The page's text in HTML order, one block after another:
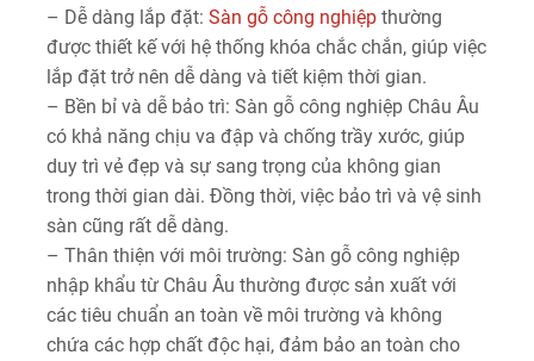
– Dễ dàng lắp đặt: Sàn gỗ công nghiệp thường
được thiết kế với hệ thống khóa chắc chắn, giúp việc
lắp đặt trở nên dễ dàng và tiết kiệm thời gian.
– Bền bỉ và dễ bảo trì: Sàn gỗ công nghiệp Châu Âu
có khả năng chịu va đập và chống trầy xước, giúp
duy trì vẻ đẹp và sự sang trọng của không gian
trong thời gian dài. Đồng thời, việc bảo trì và vệ sinh
sàn cũng rất dễ dàng.
– Thân thiện với môi trường: Sàn gỗ công nghiệp
nhập khẩu từ Châu Âu thường được sản xuất với
các tiêu chuẩn an toàn về môi trường và không
chứa các hợp chất độc hại, đảm bảo an toàn cho